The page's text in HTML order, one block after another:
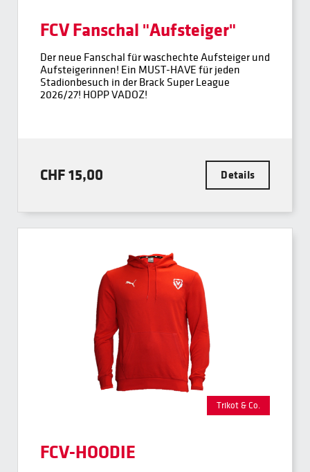
FCV Fanschal "Aufsteiger"
Der neue Fanschal für waschechte Aufsteiger und
Aufsteigerinnen! Ein MUST-HAVE für jeden
Stadionbesuch in der Brack Super League
2026/27! HOPP VADOZ!
CHF 15,00 Details
Trikot & Co.
FCV-HOODIE